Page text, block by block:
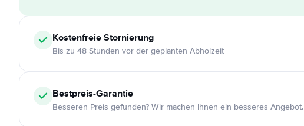
KostenfreieStornierung
Bis zu 48 Stunden vor der geplanten Abholzeit
Bestpreis-Garantie
Besseren Preis gefunden? Wir machen Ihnen ein besseres Angebot.